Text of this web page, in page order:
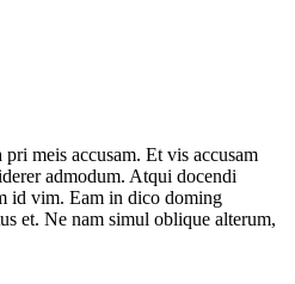
meis accusam. Et vis accusam
admodum. Atqui docendi
id vim. Eam in dico doming
et. Ne nam simul oblique alterum,